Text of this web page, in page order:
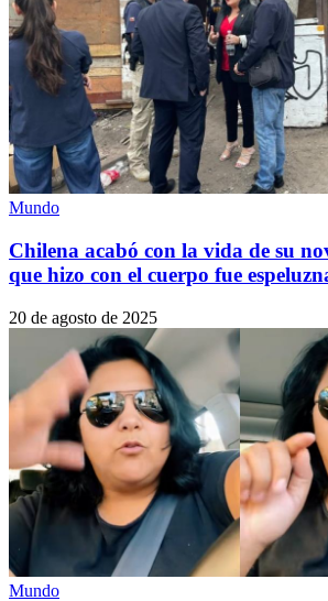
Mundo
Chilena acabó con la vida de su
que hizo con el cuerpo fue
20 de agosto de 2025
Mundo